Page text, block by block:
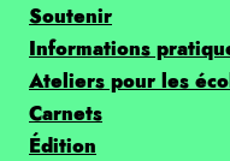
Soutenir
Informations
Ateliers pour les
Carnets
Édition